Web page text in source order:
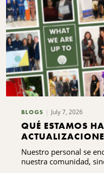
BLOGS July 7, 2026
QUÉ ESTAMOS
CNYCF
Nuestro personal se
nuestra comunidad,